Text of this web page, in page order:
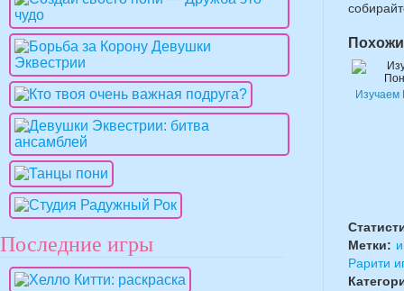
Изучаем
Метки:
Рарити
Последние игры